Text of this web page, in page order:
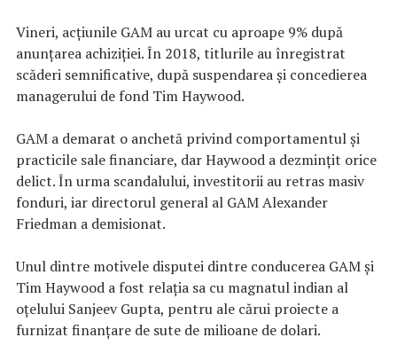
Vineri, acţiunile GAM au urcat cu aproape 9% după
anunţarea achiziţiei. În 2018, titlurile au înregistrat
scăderi semnificative, după suspendarea şi concedierea
managerului de fond Tim Haywood.
GAM a demarat o anchetă privind comportamentul şi
practicile sale financiare, dar Haywood a dezminţit orice
delict. În urma scandalului, investitorii au retras masiv
fonduri, iar directorul general al GAM Alexander
Friedman a demisionat.
Unul dintre motivele disputei dintre conducerea GAM şi
Tim Haywood a fost relaţia sa cu magnatul indian al
oţelului Sanjeev Gupta, pentru ale cărui proiecte a
furnizat finanţare de sute de milioane de dolari.